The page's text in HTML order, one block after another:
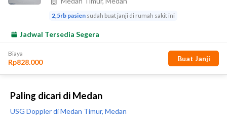
Paling dicari di Medan
USG Doppler di Medan Timur, Medan